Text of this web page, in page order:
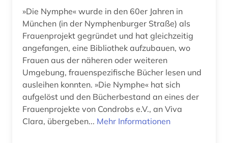
islamische studien (1)
islamische theologie (1)
islamwissenschaft (2)
italianistik (1)
jahre der entscheidung (1)
japan (1)
»Die Nymphe« wurde in den 60er Jahren in
München (in der Nymphenburger Straße) als
Frauenprojekt gegründet und hat gleichzeitig
angefangen, eine Bibliothek aufzubauen, wo
Frauen aus der näheren oder weiteren
Umgebung, frauenspezifische Bücher lesen und
ausleihen konnten. »Die Nymphe« hat sich
aufgelöst und den Bücherbestand an eines der
Frauenprojekte von Condrobs e.V., an Viva
Clara, übergeben... Mehr Informationen